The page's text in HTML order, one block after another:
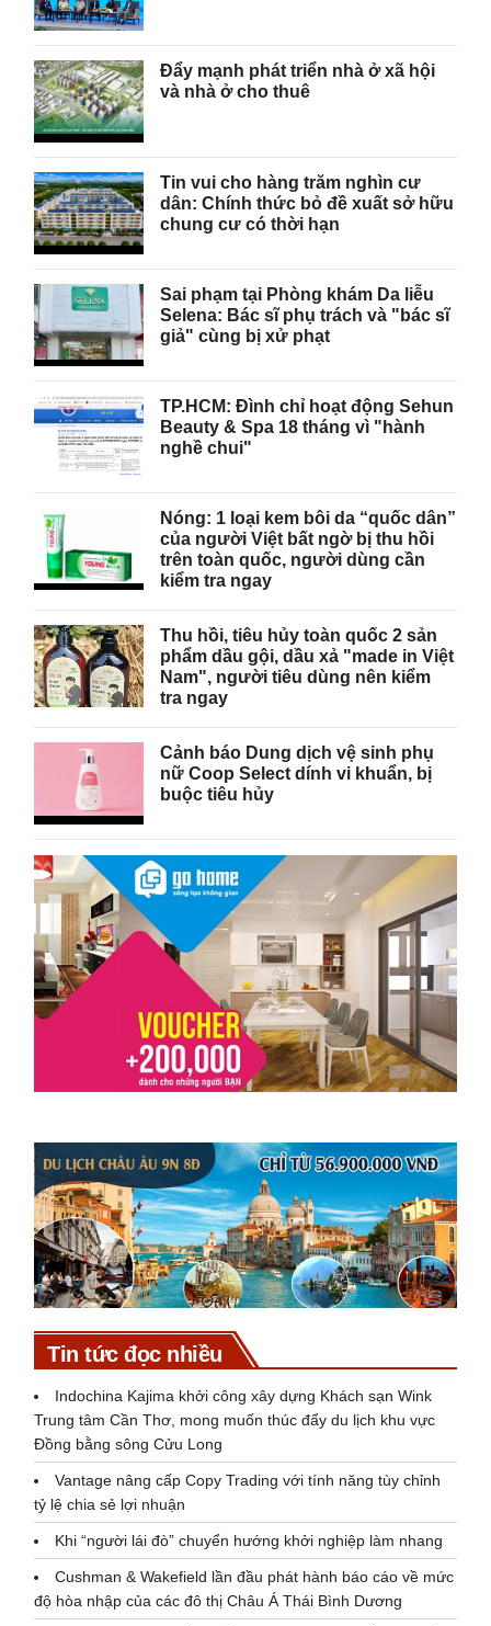
Đẩy mạnh phát triển nhà ở xã hội
và nhà ở cho thuê
Tin vui cho hàng trăm nghìn cư
dân: Chính thức bỏ đề xuất sở hữu
chung cư có thời hạn
Sai phạm tại Phòng khám Da liễu
Selena: Bác sĩ phụ trách và "bác sĩ
giả" cùng bị xử phạt
TP.HCM: Đình chỉ hoạt động Sehun
Beauty & Spa 18 tháng vì "hành
nghề chui"
Nóng: 1 loại kem bôi da “quốc dân”
của người Việt bất ngờ bị thu hồi
trên toàn quốc, người dùng cần
kiểm tra ngay
Thu hồi, tiêu hủy toàn quốc 2 sản
phẩm dầu gội, dầu xả "made in Việt
Nam", người tiêu dùng nên kiểm
tra ngay
Cảnh báo Dung dịch vệ sinh phụ
nữ Coop Select dính vi khuẩn, bị
buộc tiêu hủy
Tin tức đọc nhiều
Indochina Kajima khởi công xây dựng Khách sạn Wink
Trung tâm Cần Thơ, mong muốn thúc đẩy du lịch khu vực
Đồng bằng sông Cửu Long
Vantage nâng cấp Copy Trading với tính năng tùy chỉnh
tỷ lệ chia sẻ lợi nhuận
Khi “người lái đò” chuyển hướng khởi nghiệp làm nhang
Cushman & Wakefield lần đầu phát hành báo cáo về mức
độ hòa nhập của các đô thị Châu Á Thái Bình Dương